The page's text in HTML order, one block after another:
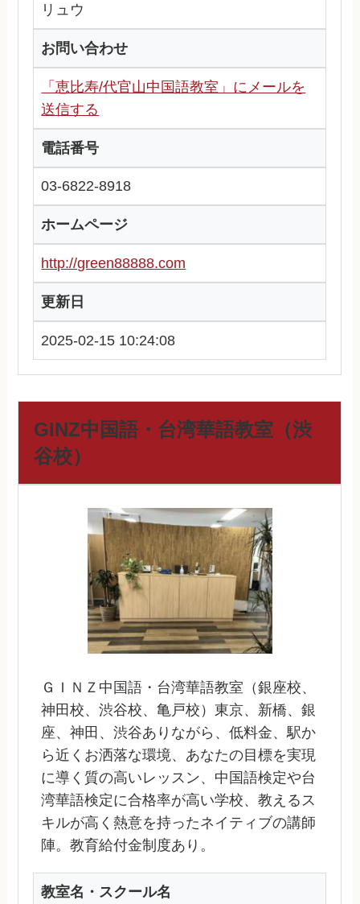
リュウ
お問い合わせ
「恵比寿/代官山中国語教室」にメールを
送信する
電話番号
03-6822-8918
ホームページ
http://green88888.com
更新日
2025-02-15 10:24:08
GINZ中国語・台湾華語教室（渋
谷校）
ＧＩＮＺ中国語・台湾華語教室（銀座校、
神田校、渋谷校、亀戸校）東京、新橋、銀
座、神田、渋谷ありながら、低料金、駅か
ら近くお洒落な環境、あなたの目標を実現
に導く質の高いレッスン、中国語検定や台
湾華語検定に合格率が高い学校、教えるス
キルが高く熱意を持ったネイティブの講師
陣。教育給付金制度あり。
教室名・スクール名